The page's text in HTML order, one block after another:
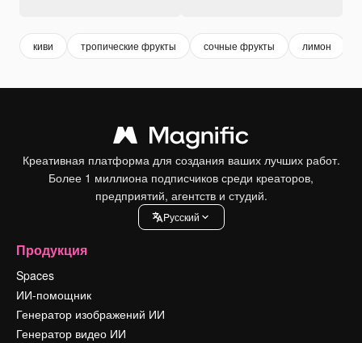
киви тропические фрукты сочные фрукты лимон
Креативная платформа для создания ваших лучших работ.
Более 1 миллиона подписчиков среди креаторов,
предприятий, агентств и студий.
Pусский
Продукция
Spaces
ИИ-помощник
Генератор изображений ИИ
Генератор видео ИИ